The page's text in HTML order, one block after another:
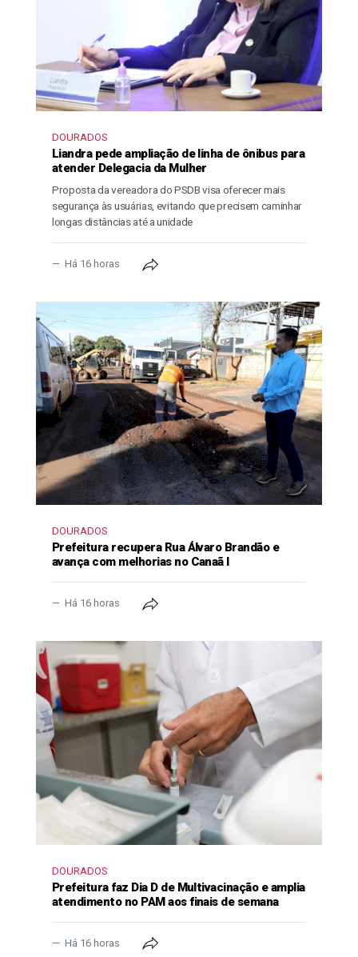
DOURADOS
Liandra pede ampliação de linha de ônibus para
atender Delegacia da Mulher
Proposta da vereadora do PSDB visa oferecer mais
segurança às usuárias, evitando que precisem caminhar
longas distâncias até a unidade
Há 16 horas
DOURADOS
Prefeitura recupera Rua Álvaro Brandão e
avança com melhorias no Canaã I
Há 16 horas
DOURADOS
Prefeitura faz Dia D de Multivacinação e amplia
atendimento no PAM aos finais de semana
Há 16 horas